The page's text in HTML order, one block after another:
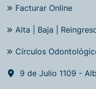
Facturar Online
Alta | Baja |
Círculos
9 de Julio 1109 -